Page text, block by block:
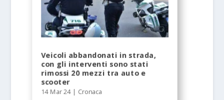
Veicoli abbandonati in strada,
con gli interventi sono stati
rimossi 20 mezzi tra auto e
scooter
14 Mar 24| Cronaca